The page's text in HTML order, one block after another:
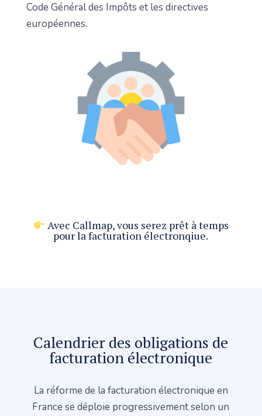
Code Général des Impôts et les directives
européennes.
Avec Callmap, vous serez prêt à temps
pour la facturation électronqiue.
Calendrier des obligations de
facturation électronique
La réforme de la facturation électronique en
France se déploie progressivement selon un